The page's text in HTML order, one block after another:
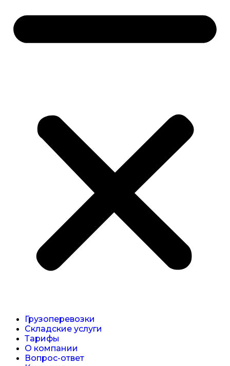
Грузоперевозки
Складские услуги
Тарифы
О компании
Вопрос-ответ